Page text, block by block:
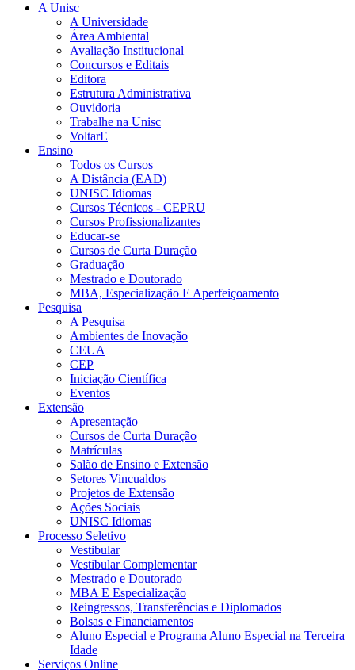
A Unisc
A Universidade
Área Ambiental
Avaliação Institucional
Concursos e Editais
Editora
Estrutura Administrativa
Ouvidoria
Trabalhe na Unisc
VoltarE
Ensino
Todos os Cursos
A Distância (EAD)
UNISC Idiomas
Cursos Técnicos - CEPRU
Cursos Profissionalizantes
Educar-se
Cursos de Curta Duração
Graduação
Mestrado e Doutorado
MBA, Especialização E Aperfeiçoamento
Pesquisa
A Pesquisa
Ambientes de Inovação
CEUA
CEP
Iniciação Científica
Eventos
Extensão
Apresentação
Cursos de Curta Duração
Matrículas
Salão de Ensino e Extensão
Setores Vincualdos
Projetos de Extensão
Ações Sociais
UNISC Idiomas
Processo Seletivo
Vestibular
Vestibular Complementar
Mestrado e Doutorado
MBA E Especialização
Reingressos, Transferências e Diplomados
Bolsas e Financiamentos
Aluno Especial e Programa Aluno Especial na Terceira
Idade
Serviços Online